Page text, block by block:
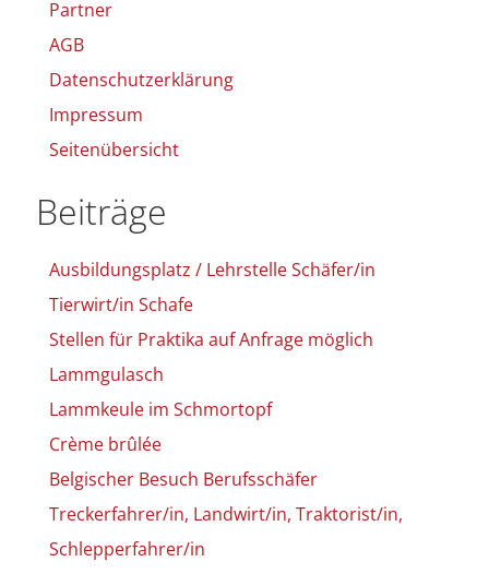
Part­ner
AGB
Daten­schutz­er­klä­rung
Impres­sum
Sei­ten­über­sicht
Bei­trä­ge
Aus­bil­dungs­platz / Lehr­stel­le Schäfer/in
Tierwirt/in Scha­fe
Stel­len für Prak­ti­ka auf Anfra­ge mög­lich
Lamm­gu­lasch
Lamm­keu­le im Schmor­topf
Crè­me brûlée
Bel­gi­scher Besuch Berufs­schä­fer
Treckerfahrer/in, Landwirt/in, Traktorist/in,
Schlepperfahrer/in